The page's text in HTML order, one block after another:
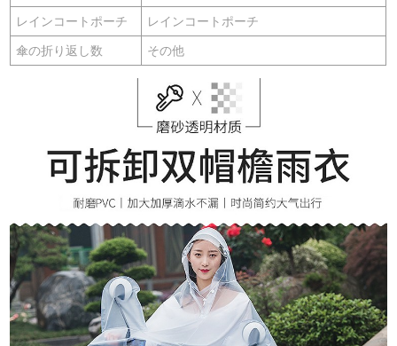
レインコートポーチ レインコートポーチ
傘の折り返し数 その他